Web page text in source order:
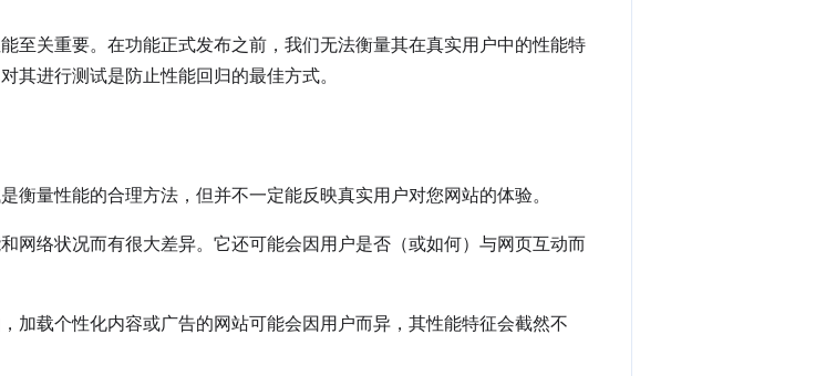
至关重要。在功能正式发布之前，我们无法衡量其在真实用户中的性能特
其进行测试是防止性能回归的最佳方式。
衡量性能的合理方法，但并不一定能反映真实用户对您网站的体验。
网络状况而有很大差异。它还可能会因用户是否（或如何）与网页互动而
加载个性化内容或广告的网站可能会因用户而异，其性能特征会截然不